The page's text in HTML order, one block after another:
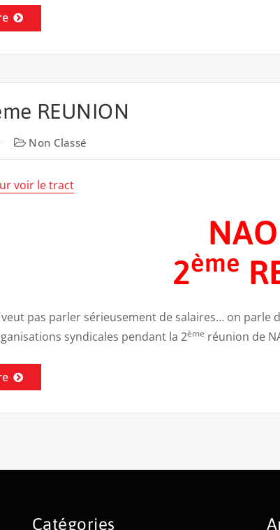
REUNION
Non Classé
voir le tract
2ème
pas parler sérieusement de salaires… on parle
syndicales pendant la 2ème réunion de
Catégories